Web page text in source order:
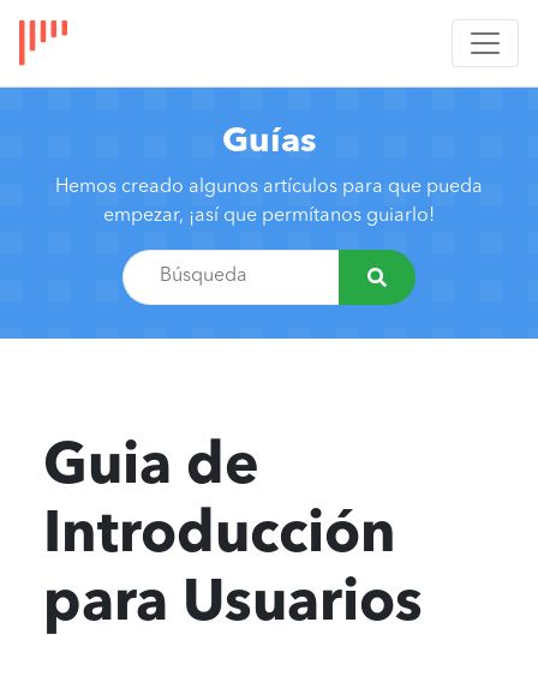
Guías
Hemos creado algunos artículos para que pueda
empezar, ¡así que permítanos guiarlo!
Guia de
Introducción
para Usuarios